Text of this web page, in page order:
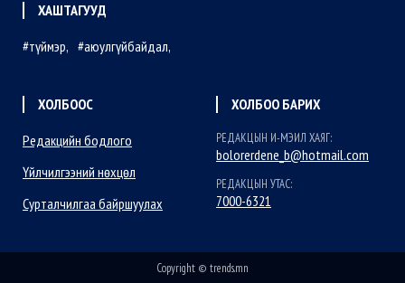
ХАШТАГУУД
түймэр
аюулгүйбайдал
ХОЛБООС
Редакцийн бодлого
Үйлчилгээний нөхцөл
Сурталчилгаа байршуулах
ХОЛБОО БАРИХ
РЕДАКЦЫН И-МЭИЛ ХАЯГ:
bolorerdene_b@hotmail.com
РЕДАКЦЫН УТАС:
7000-6321
Copyright © trends.mn